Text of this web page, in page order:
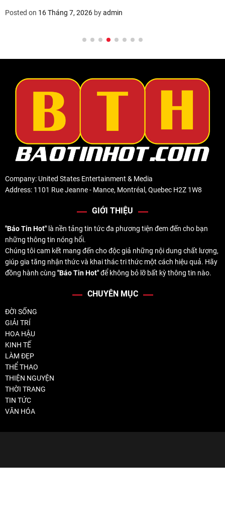
Posted on 16 Tháng 7, 2026 byadmin
Company: United States Entertainment & Media
Address: 1101 Rue Jeanne - Mance, Montréal, Quebec H2Z 1W8
GIỚI THIỆU
"Báo Tin Hot" là nền tảng tin tức đa phương tiện đem đến cho bạn
những thông tin nóng hổi.
Chúng tôi cam kết mang đến cho độc giả những nội dung chất lượng,
giúp gia tăng nhận thức và khai thác tri thức một cách hiệu quả. Hãy
đồng hành cùng "Báo Tin Hot"để không bỏ lỡ bất kỳ thông tin nào.
CHUYÊN MỤC
ĐỜI SỐNG
GIẢI TRÍ
HOA HẬU
KINH TẾ
LÀM ĐẸP
THỂ THAO
THIỆN NGUYỆN
THỜI TRANG
TIN TỨC
VĂN HÓA